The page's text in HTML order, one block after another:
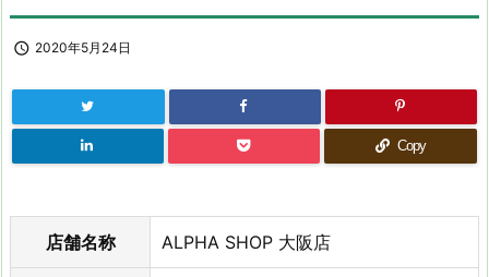
 2020年5月24日
Copy
店舗名称 ALPHA SHOP 大阪店